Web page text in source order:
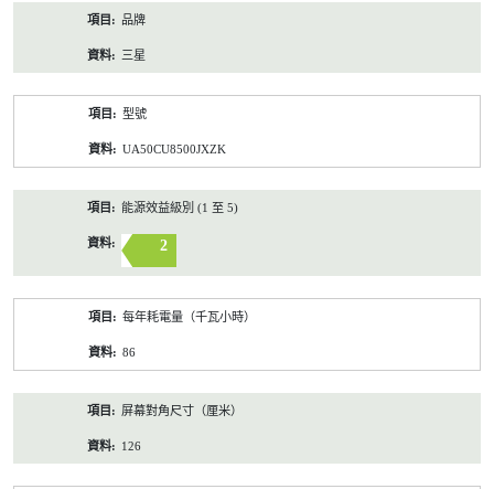
品牌
三星
型號
UA50CU8500JXZK
能源效益級別 (1 至 5)
2
每年耗電量（千瓦小時）
86
屏幕對角尺寸（厘米）
126